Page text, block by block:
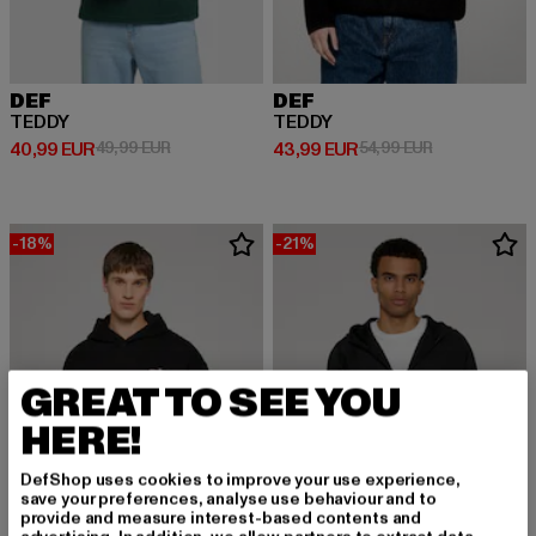
DEF
TEDDY
40,99 EUR
Derzeitiger Preis: 40,99 EUR
49,99 EURAktionspreis: 49,99 EUR
DEF
TEDDY
43,99 EUR
Derzeitiger Preis: 43,99 EUR
54,99 EURAktionspreis:
-18% -21%
GREAT TO SEE YOU
HERE!
DefShop uses cookies to improve your use experience,
save your preferences, analyse use behaviour and to
provide and measure interest-based contents and